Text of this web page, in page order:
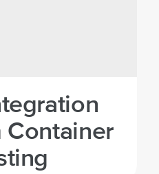
Container